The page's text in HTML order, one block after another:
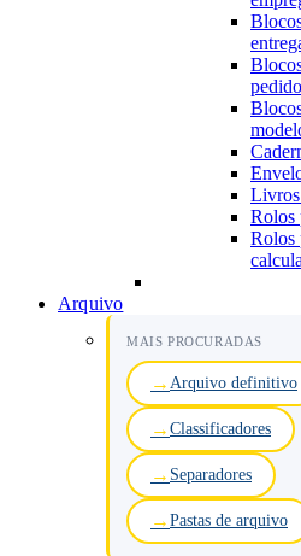
Livros
Rolos
Rolos
Arquivo
MAIS PROCURADAS
Arquivo definitivo
Classificadores
Separadores
Pastas de arquivo